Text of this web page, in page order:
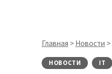
Главная > Новости >
НОВОСТИ IT